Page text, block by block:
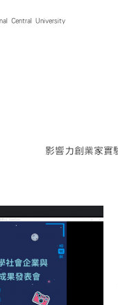
Central University
影響力創業家實